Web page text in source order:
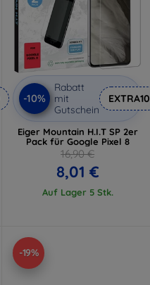
-10%
Rabatt
mit
Gutschein
EXTRA10
Eiger Mountain H.I.T SP 2er
Pack für Google Pixel 8
16,90 €
8,01 €
Auf Lager 5 Stk.
-19%